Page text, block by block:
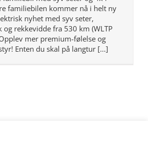
familiebilen kommer nå i helt ny
nyhet med syv seter,
rekkevidde fra 530 km (WLTP
mer premium-følelse og
Enten du skal på langtur [...]